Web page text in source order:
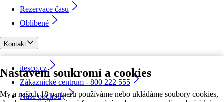
Nastavení soukromí a cookies
My a našich 18 partnerů používáme nebo ukládáme soubory cookies,
Rezervace času
Oblíbené
Kontakt
itesco.cz
Zákaznické centrum - 800 222 555
Naše obchody